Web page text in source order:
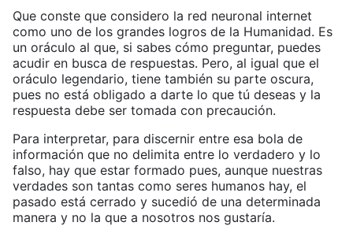
Que conste que considero la red neuronal internet
como uno de los grandes logros de la Humanidad. Es
un oráculo al que, si sabes cómo preguntar, puedes
acudir en busca de respuestas. Pero, al igual que el
oráculo legendario, tiene también su parte oscura,
pues no está obligado a darte lo que tú deseas y la
respuesta debe ser tomada con precaución.
Para interpretar, para discernir entre esa bola de
información que no delimita entre lo verdadero y lo
falso, hay que estar formado pues, aunque nuestras
verdades son tantas como seres humanos hay, el
pasado está cerrado y sucedió de una determinada
manera y no la que a nosotros nos gustaría.